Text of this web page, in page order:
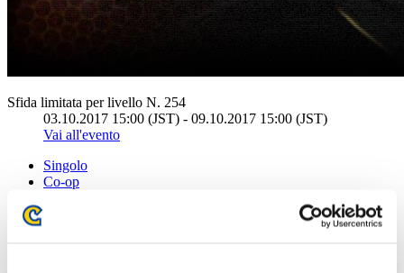
Sfida limitata per livello N. 254
03.10.2017 15:00 (JST) - 09.10.2017 15:00 (JST)
Vai all'evento
Singolo
Co-op
(Le classifiche sono aggiornate ogni 6 ore)
Classifiche